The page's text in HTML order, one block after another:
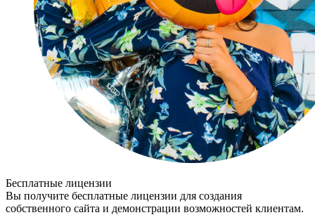
Бесплатные лицензии
Вы получите бесплатные лицензии для создания
собственного сайта и демонстрации возможностей клиентам.